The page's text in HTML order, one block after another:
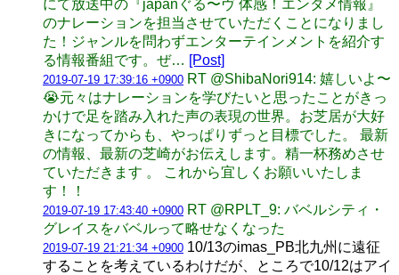
にて放送中の『japanぐる〜ヴ 体感！エンタメ情報』
のナレーションを担当させていただくことになりまし
た！ジャンルを問わずエンターテインメントを紹介す
る情報番組です。ぜ… [Post]
2019-07-19 17:39:16 +0900 RT @ShibaNori914: 嬉しいよ〜
😭元々はナレーションを学びたいと思ったことがきっ
かけで足を踏み入れた声の表現の世界。お芝居が大好
きになってからも、やっぱりずっと目標でした。 最新
の情報、最新の芝崎がお伝えします。精一杯務めさせ
ていただきます 。 これから宜しくお願いいたしま
す！！
2019-07-19 17:43:40 +0900 RT @RPLT_9: バベルシティ・
グレイスをバベルって略せなくなった
2019-07-19 21:21:34 +0900 10/13のimas_PB北九州に遠征
することを考えているわけだが、ところで10/12はアイ